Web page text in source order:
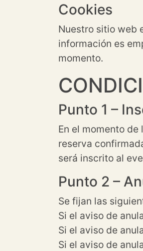
Cookies
Nuestro sitio web
información es
momento.
Punto 1 –
En el momento
reserva
será inscrito al
Punto 2 –
Se fijan las
Si el aviso de
Si el aviso de
Si el aviso de